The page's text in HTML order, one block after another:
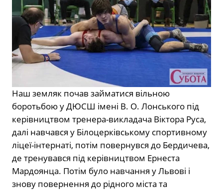
Наш земляк почав займатися вільною
боротьбою у ДЮСШ імені В. О. Лонського під
керівництвом тренера-викладача Віктора Руса,
далі навчався у Білоцерківському спортивному
ліцеї-інтернаті, потім повернувся до Бердичева,
де тренувався під керівництвом Ернеста
Мардоянца. Потім було навчання у Львові і
знову повернення до рідного міста та